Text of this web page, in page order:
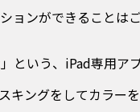
ョンができることは
」という、iPad専用ア
キングをしてカラー